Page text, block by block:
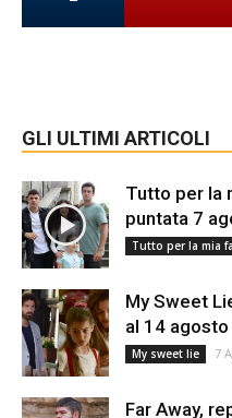
GLI ULTIMI ARTICOLI
Tutto per la
puntata 7
Tutto per la mia
My Sweet
al 14 agosto
My sweet lie 7
Far Away,